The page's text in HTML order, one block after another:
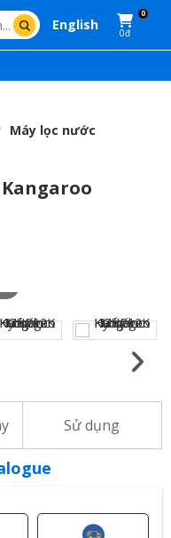
English
0
0đ
Máy lọc nước
Sử dụng